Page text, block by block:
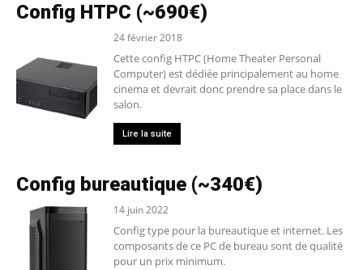
Config HTPC (~690€)
24 février 2018
Cette config HTPC (Home Theater Personal
Computer) est dédiée principalement au home
cinema et devrait donc prendre sa place dans le
salon.
Lire la suite
Config bureautique (~340€)
14 juin 2022
Config type pour la bureautique et internet. Les
composants de ce PC de bureau sont de qualité
pour un prix minimum.